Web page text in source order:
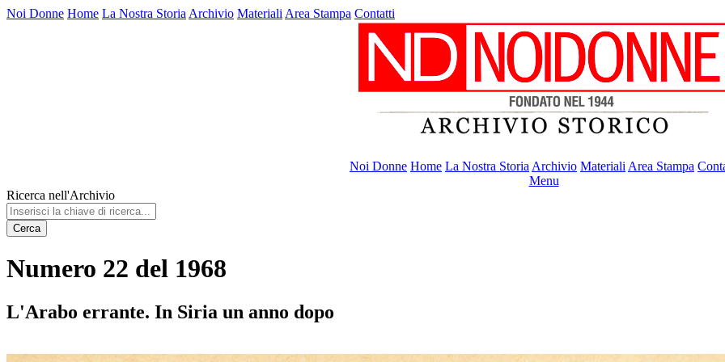
Noi Donne Home La Nostra Storia Archivio Materiali Area Stampa Contatti
Noi Donne Home La Nostra Storia Archivio Materiali Area Stampa
Menu
Ricerca nell'Archivio
Cerca
Numero 22 del 1968
L'Arabo errante. In Siria un anno dopo